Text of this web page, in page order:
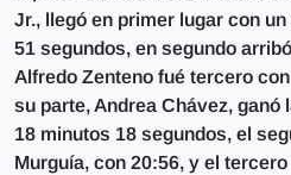
Jr., llegó en primer lugar con
51 segundos, en segundo
Alfredo Zenteno fué tercero
su parte, Andrea Chávez, ganó
18 minutos 18 segundos, el
Murguía, con 20:56, y el